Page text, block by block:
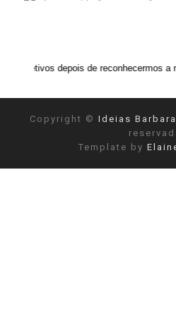
de reconhecermos a nossa
Copyright © Ideias
Template by